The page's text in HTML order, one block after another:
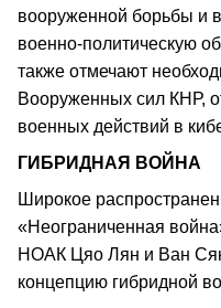
вооруженной борьбы и
военно-политическую
также отмечают
Вооруженных сил КНР,
военных действий в
ГИБРИДНАЯ ВОЙНА
Широкое
«Неограниченная
НОАК Цяо Лян и Ван
концепцию гибридной